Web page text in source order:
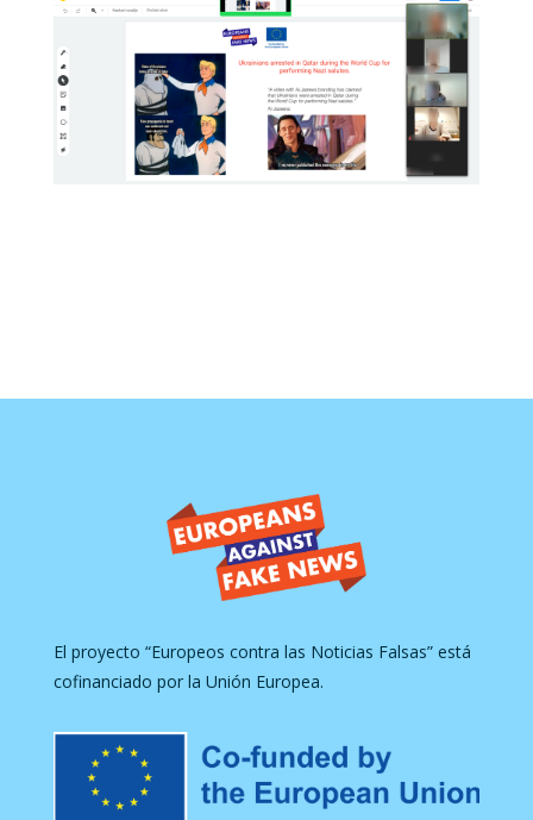
El proyecto “Europeos contra las Noticias Falsas” está
cofinanciado por la Unión Europea.